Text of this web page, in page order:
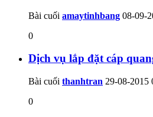
Bài cuối amaytinhbang 08-09-
0
Dịch vụ lắp đặt cáp
Bài cuối thanhtran 29-08-2015
0